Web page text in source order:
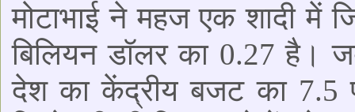
मोटाभाई ने महज एक शादी में
बिलियन डॉलर का 0.27
देश का केंद्रीय बजट का 7.5